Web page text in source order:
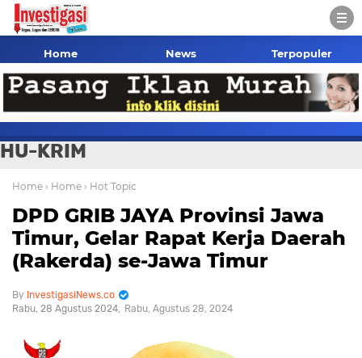
Home News Terpopuler
HU-KRIM
Home › Home › Hot Topic
DPD GRIB JAYA Provinsi Jawa
Timur, Gelar Rapat Kerja Daerah
(Rakerda) se-Jawa Timur
InvestigasiNews.co
Rabu, 28 Agustus 2024
Rabu, Agustus 28, 2024